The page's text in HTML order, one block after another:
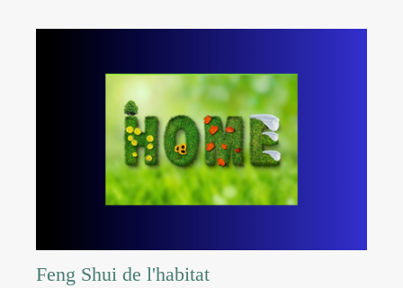
Feng Shui de l'habitat